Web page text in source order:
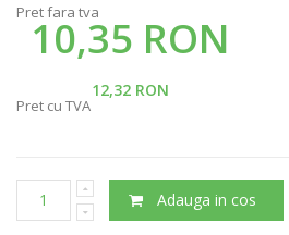
Pret fara tva
10,35 RON
12,32 RON
Pret cu TVA
Adauga in cos